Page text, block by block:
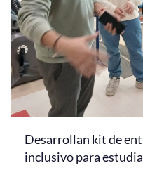
Desarrollan kit de
inclusivo para